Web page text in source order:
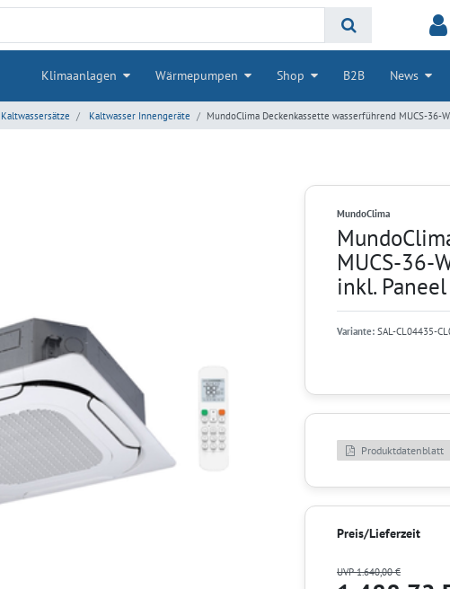
Klimaanlagen Wärmepumpen Shop B2B News
Kaltwassersätze Kaltwasser Innengeräte MundoClima Deckenkassette wasserführend MUCS-36-
MundoClima
MUCS-36-
inkl.
Variante: SAL-CL04435-
Produktdatenblatt
Preis/Lieferzeit
UVP 1.640,00 €